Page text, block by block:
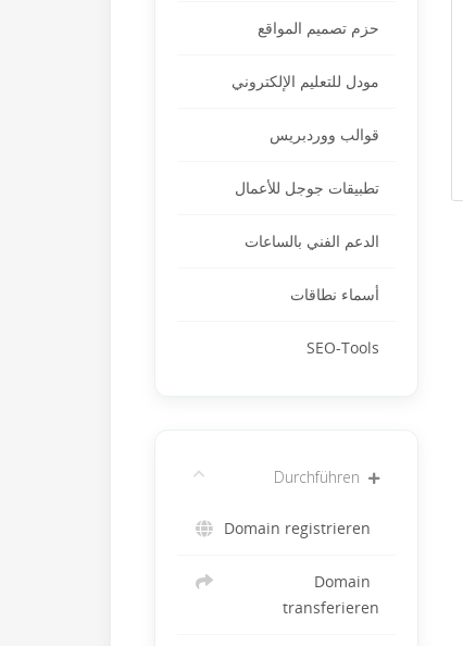
حزم تصميم المواقع
مودل للتعليم الإلكتروني
قوالب ووردبريس
تطبيقات جوجل للأعمال
الدعم الفني بالساعات
أسماء نطاقات
SEO-Tools
Domain
transferieren